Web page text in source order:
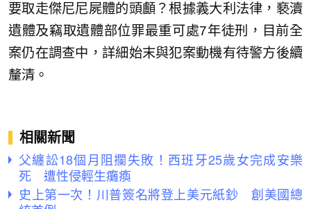
要取走傑尼尼屍體的頭顱？根據義大利法律，褻瀆
遺體及竊取遺體部位罪最重可處7年徒刑，目前全
案仍在調查中，詳細始末與犯案動機有待警方後續
釐清。
相關新聞
父纏訟18個月阻攔失敗！西班牙25歲女完成安樂
死 遭性侵輕生癱瘓
史上第一次！川普簽名將登上美元紙鈔 創美國總